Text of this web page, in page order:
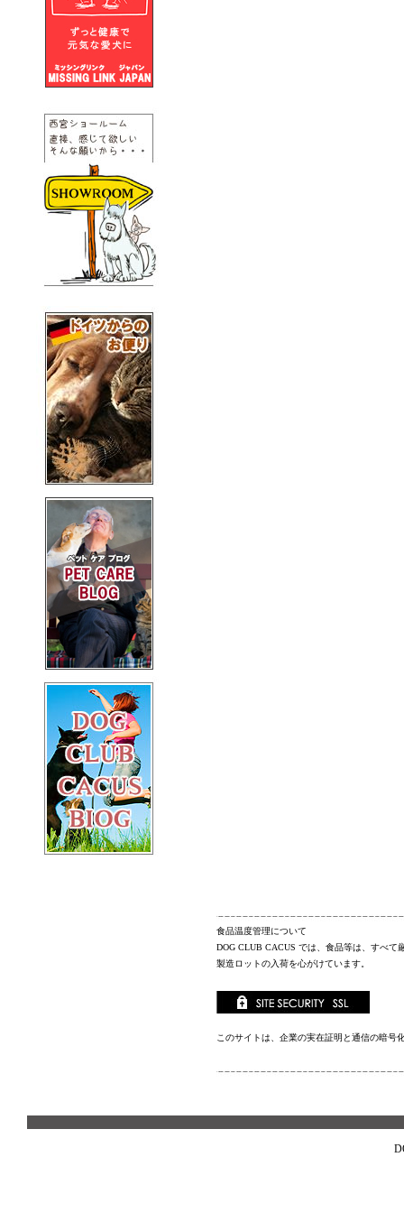
食品温度管理について
DOG CLUB CACUS では、食品等は、すべて
製造ロットの入荷を心がけています。
このサイトは、企業の実在証明と通信の暗号